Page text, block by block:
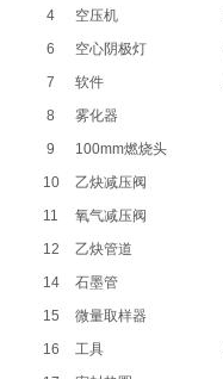
4 空压机
6 空心阴极灯
7 软件
8 雾化器
9 100mm燃烧头
10 乙炔减压阀
11 氧气减压阀
12 乙炔管道
14 石墨管
15 微量取样器
16 工具